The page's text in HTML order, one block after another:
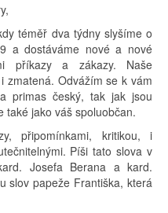
téměř dva týdny slyšíme o
a dostáváme nové a nové
příkazy a zákazy. Naše
zmatená. Odvážím se k vám
primas český, tak jak jsou
také jako váš spoluobčan.
připomínkami, kritikou, i
Píši tato slova v
Josefa Berana a kard.
slov papeže Františka, která